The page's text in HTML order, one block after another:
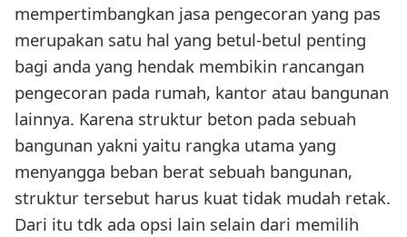
mempertimbangkan jasa pengecoran yang pas
merupakan satu hal yang betul-betul penting
bagi anda yang hendak membikin rancangan
pengecoran pada rumah, kantor atau bangunan
lainnya. Karena struktur beton pada sebuah
bangunan yakni yaitu rangka utama yang
menyangga beban berat sebuah bangunan,
struktur tersebut harus kuat tidak mudah retak.
Dari itu tdk ada opsi lain selain dari memilih